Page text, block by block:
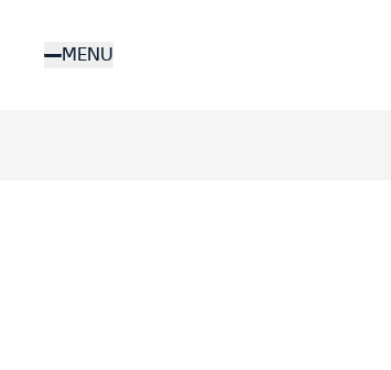
contenutoMENU